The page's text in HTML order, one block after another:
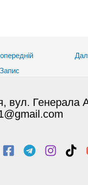
Запис
вул. Генерала